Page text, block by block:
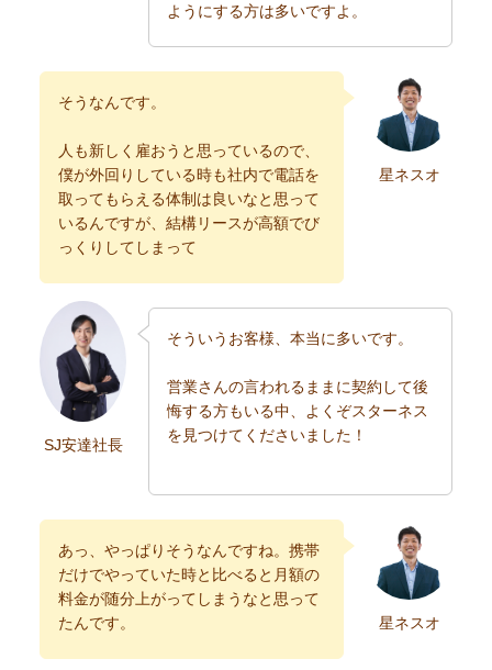
ようにする方は多いですよ。
そうなんです。
人も新しく雇おうと思っているので、
僕が外回りしている時も社内で電話を
取ってもらえる体制は良いなと思って
いるんですが、結構リースが高額でび
っくりしてしまって
星ネスオ
SJ安達社長
そういうお客様、本当に多いです。
営業さんの言われるままに契約して後
悔する方もいる中、よくぞスターネス
を見つけてくださいました！
あっ、やっぱりそうなんですね。携帯
だけでやっていた時と比べると月額の
料金が随分上がってしまうなと思って
たんです。
星ネスオ